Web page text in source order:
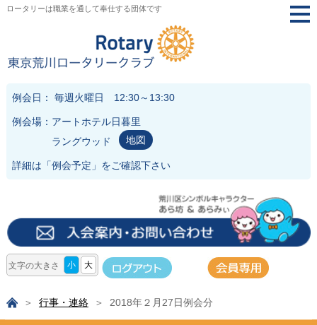
ロータリーは職業を通して奉仕する団体です
例会日： 毎週火曜日 12:30～13:30
例会場：アートホテル日暮里
ラングウッド
地図
詳細は「例会予定 」をご確認下さい
文字の大きさ 小 大
行事・連絡 2018年２月27日例会分